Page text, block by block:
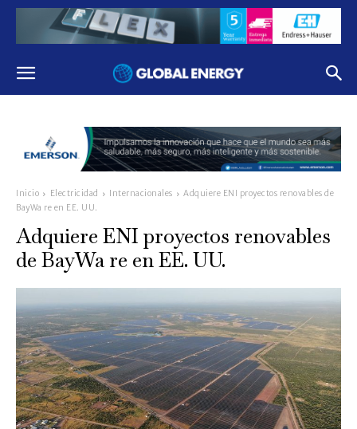
Inicio Electricidad Internacionales
Adquiere ENI proyectos renovables de
BayWa re en EE. UU.
Adquiere ENI proyectos renovables
de BayWa re en EE. UU.